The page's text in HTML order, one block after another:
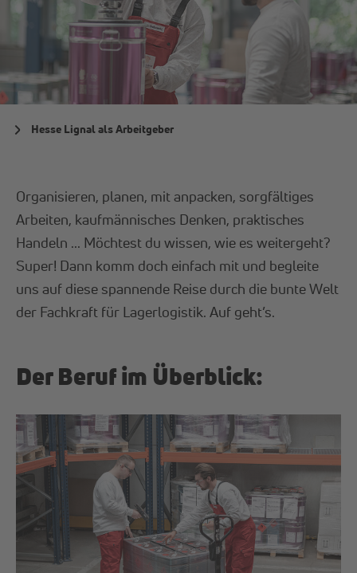
Hesse Lignal als Arbeitgeber
Organisieren, planen, mit anpacken, sorgfältiges
Arbeiten, kaufmännisches Denken, praktisches
Handeln ... Möchtest du wissen, wie es weitergeht?
Super! Dann komm doch einfach mit und begleite
uns auf diese spannende Reise durch die bunte Welt
der Fachkraft für Lagerlogistik. Auf geht’s.
Der Beruf im Überblick: